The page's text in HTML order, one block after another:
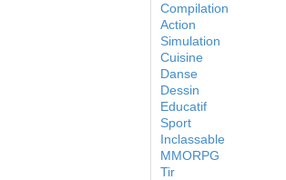
Compilation
Action
Simulation
Cuisine
Danse
Dessin
Educatif
Sport
Inclassable
MMORPG
Tir